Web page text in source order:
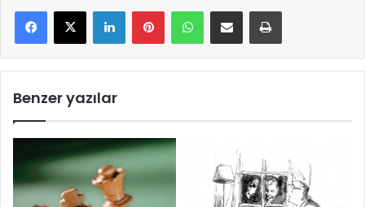
Benzer yazılar